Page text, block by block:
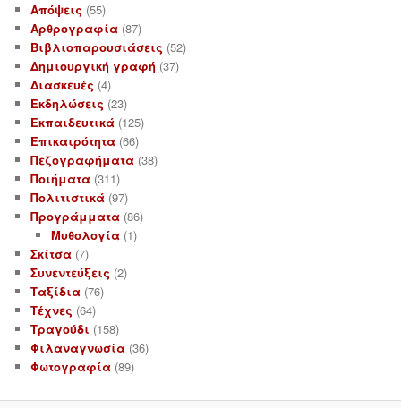
Απόψεις (55)
Αρθρογραφία (87)
Βιβλιοπαρουσιάσεις (52)
Δημιουργική γραφή (37)
Διασκευές (4)
Εκδηλώσεις (23)
Εκπαιδευτικά (125)
Επικαιρότητα (66)
Πεζογραφήματα (38)
Ποιήματα (311)
Πολιτιστικά (97)
Προγράμματα (86)
Μυθολογία(1)
Σκίτσα (7)
Συνεντεύξεις (2)
Ταξίδια (76)
Τέχνες (64)
Τραγούδι (158)
Φιλαναγνωσία (36)
Φωτογραφία (89)